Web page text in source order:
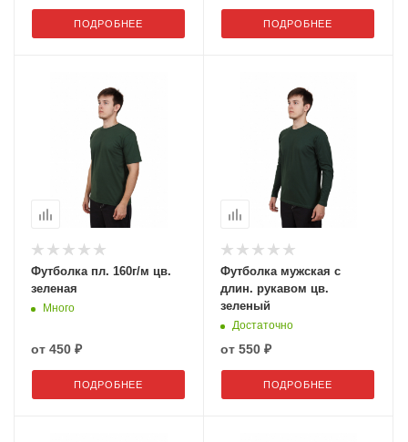
ПОДРОБНЕЕ ПОДРОБНЕЕ
Футболка пл. 160г/м цв.
зеленая
Много
от 450 ₽
ПОДРОБНЕЕ
Футболка мужская с
длин. рукавом цв.
зеленый
Достаточно
от 550 ₽
ПОДРОБНЕЕ